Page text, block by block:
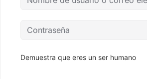
Demuestra que eres un ser humano